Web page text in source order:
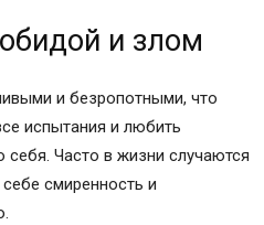
и злом
и безропотными, что
испытания и любить
себя. Часто в жизни случаются
смиренность и